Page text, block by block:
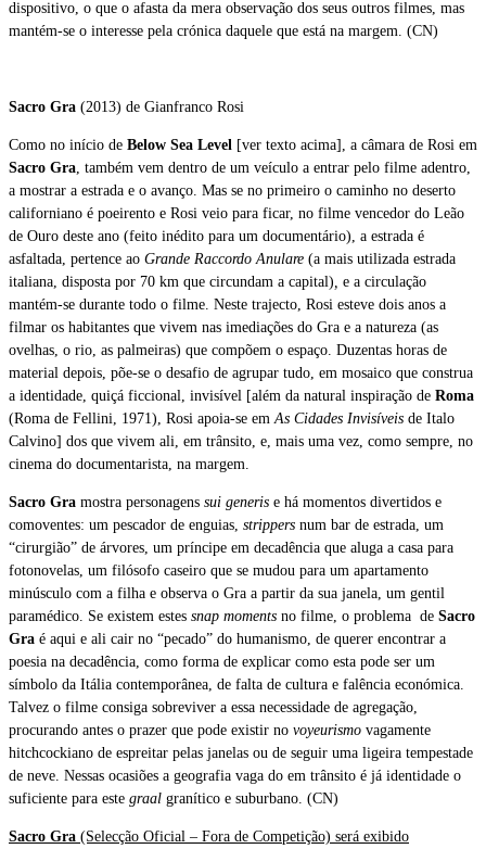
dispositivo, o que o afasta da mera observação dos seus outros filmes, mas
mantém-se o interesse pela crónica daquele que está na margem. (CN)
Sacro Gra (2013) de Gianfranco Rosi
Como no início de Below Sea Level [ver texto acima], a câmara de Rosi em
Sacro Gra , também vem dentro de um veículo a entrar pelo filme adentro,
a mostrar a estrada e o avanço. Mas se no primeiro o caminho no deserto
californiano é poeirento e Rosi veio para ficar, no filme vencedor do Leão
de Ouro deste ano (feito inédito para um documentário), a estrada é
asfaltada, pertence ao Grande Raccordo Anulare (a mais utilizada estrada
italiana, disposta por 70 km que circundam a capital) e a circulação
mantém-se durante todo o filme. Neste trajecto, Rosi esteve dois anos a
filmar os habitantes que vivem nas imediações do Gra e a natureza (as
ovelhas, o rio, as palmeiras) que compõem o espaço. Duzentas horas de
material depois, põe-se o desafio de agrupar tudo, em mosaico que construa
a identidade, quiçá ficcional, invisível [além da natural inspiração de Roma
(Roma de Fellini, 1971), Rosi apoia-se em As Cidades Invisíveis de Italo
Calvino] dos que vivem ali, em trânsito, e, mais uma vez, como sempre, no
cinema do documentarista, na margem.
Sacro Gra mostra personagens sui generis e há momentos divertidos e
comoventes: um pescador de enguias, strippers num bar de estrada, um
“cirurgião” de árvores, um príncipe em decadência que aluga a casa para
fotonovelas, um filósofo caseiro que se mudou para um apartamento
minúsculo com a filha e observa o Gra a partir da sua janela, um gentil
paramédico. Se existem estes snap moments no filme, o problema de Sacro
Gra é aqui e ali cair no “pecado” do humanismo, de querer encontrar a
poesia na decadência, como forma de explicar como esta pode ser um
símbolo da Itália contemporânea, de falta de cultura e falência económica.
Talvez o filme consiga sobreviver a essa necessidade de agregação,
procurando antes o prazer que pode existir no voyeurismo vagamente
hitchcockiano de espreitar pelas janelas ou de seguir uma ligeira tempestade
de neve. Nessas ocasiões a geografia vaga do em trânsito é já identidade o
suficiente para este graal granítico e suburbano. (CN)
Sacro Gra (Selecção Oficial – Fora de Competição) será exibido